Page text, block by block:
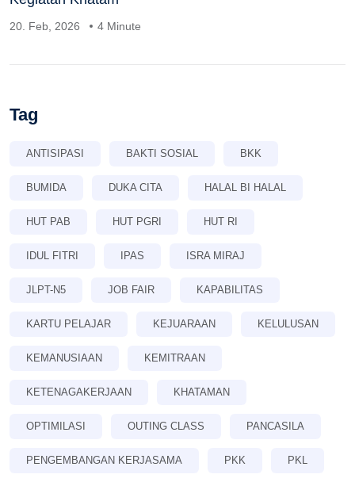
20. Feb, 2026 4 Minute
Tag
ANTISIPASI BAKTI SOSIAL BKK
BUMIDA DUKA CITA HALAL BI HALAL
HUT PAB HUT PGRI HUT RI
IDUL FITRI IPAS ISRA MIRAJ
JLPT-N5 JOB FAIR KAPABILITAS
KARTU PELAJAR KEJUARAAN KELULUSAN
KEMANUSIAAN KEMITRAAN
KETENAGAKERJAAN KHATAMAN
OPTIMILASI OUTING CLASS PANCASILA
PENGEMBANGAN KERJASAMA PKK PKL